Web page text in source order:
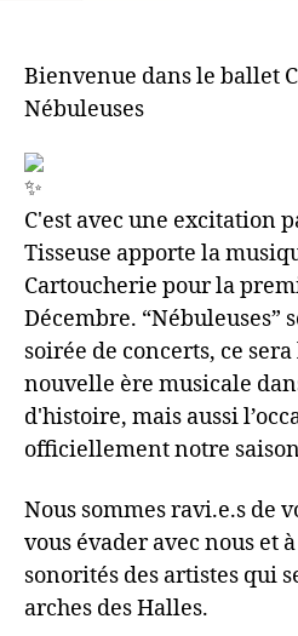
Bienvenue dans le ballet
Nébuleuses
C'est avec une excitation
Tisseuse apporte la
Cartoucherie pour la
Décembre. “Nébuleuses”
soirée de concerts, ce
nouvelle ère musicale
d'histoire, mais aussi
officiellement notre
Nous sommes ravi.e.s de
vous évader avec nous et
sonorités des artistes qui
arches des Halles.